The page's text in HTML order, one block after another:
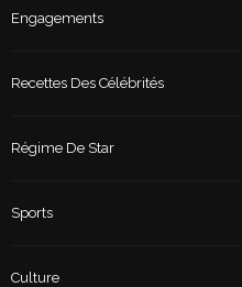
Engagements
Recettes Des Célébrités
Régime De Star
Sports
Culture